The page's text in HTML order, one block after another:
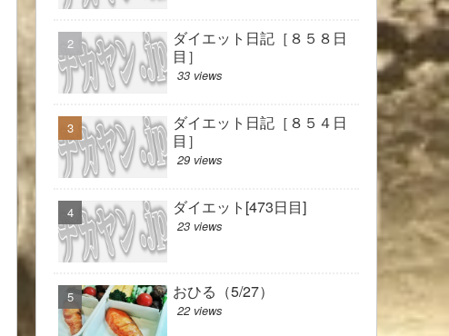
ダイエット日記［８５８日
目］
33 views
ダイエット日記［８５４日
目］
29 views
ダイエット[473日目]
23 views
おひる（5/27）
22 views